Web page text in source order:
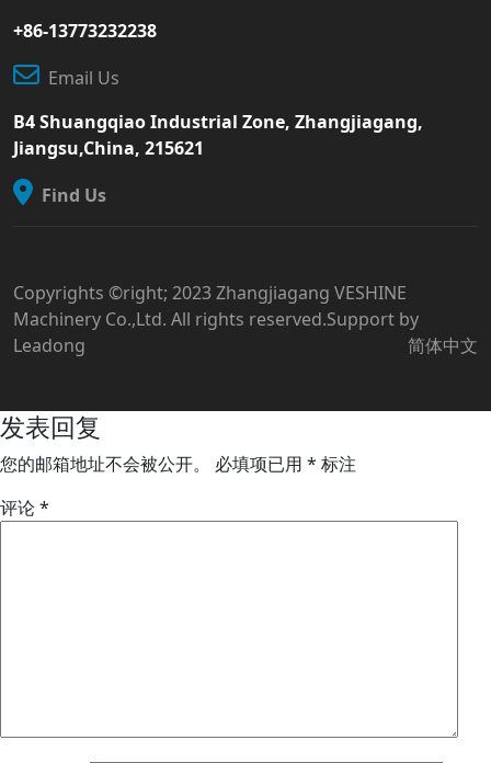
+86-13773232238
Email Us
B4 Shuangqiao Industrial Zone, Zhangjiagang,
Jiangsu,China, 215621
Find Us
Copyrights ©right; 2023 Zhangjiagang VESHINE
Machinery Co.,Ltd. All rights reserved.Support by
Leadong
简体中文
发表回复
您的邮箱地址不会被公开。 必填项已用 * 标注
评论*